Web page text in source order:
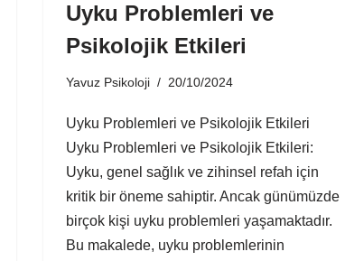
Uyku Problemleri ve
Psikolojik Etkileri
Yavuz Psikoloji 20/10/2024
Uyku Problemleri ve Psikolojik Etkileri
Uyku Problemleri ve Psikolojik Etkileri:
Uyku, genel sağlık ve zihinsel refah için
kritik bir öneme sahiptir. Ancak günümüzde
birçok kişi uyku problemleri yaşamaktadır.
Bu makalede, uyku problemlerinin